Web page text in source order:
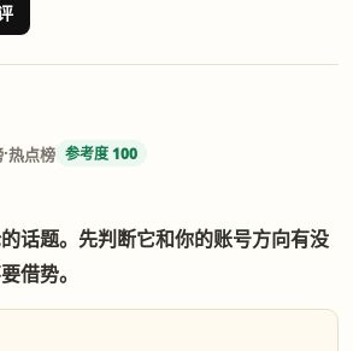
·热点榜 参考度 100
话题。先判断它和你的账号方向有没
借势。